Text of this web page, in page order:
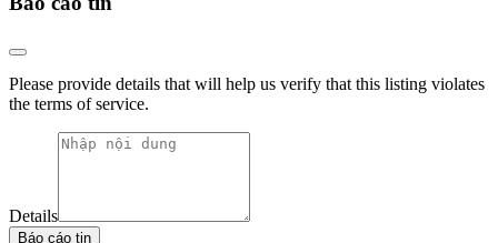
Please provide details that will help us verify that this listing violates
the terms of service.
Details
Báo cáo tin